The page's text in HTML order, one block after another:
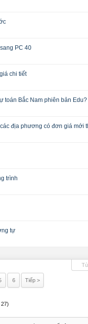
PC 40
chi tiết
toán Bắc Nam phiên bản Edu?
địa phương có đơn giá mới
trình
tự
6 Tiếp >